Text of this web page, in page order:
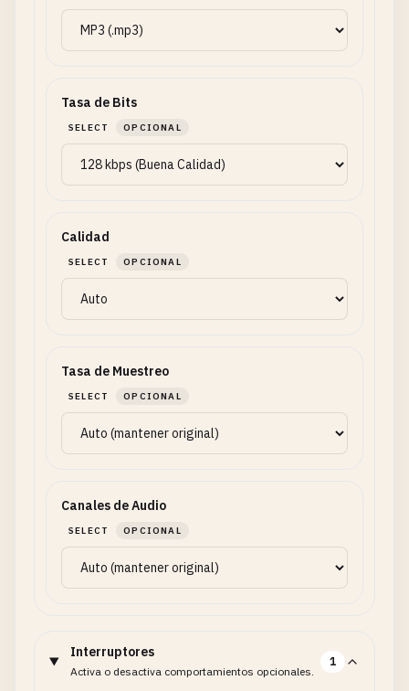
Tasa de Bits
SELECT OPCIONAL
Calidad
SELECT OPCIONAL
Tasa de Muestreo
SELECT OPCIONAL
Canales de Audio
SELECT OPCIONAL
Interruptores
Activa o desactiva comportamientos opcionales.
1